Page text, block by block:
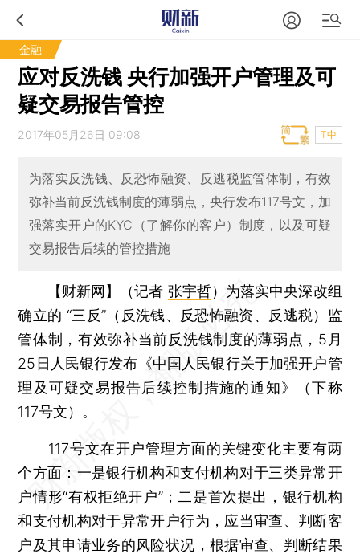
金融
应对反洗钱 央行加强开户管理及可
疑交易报告管控
2017年05月26日 09:08 T中
为落实反洗钱、反恐怖融资、反逃税监管体制，有效
弥补当前反洗钱制度的薄弱点，央行发布117号文，加
强落实开户的KYC（了解你的客户）制度，以及可疑
交易报告后续的管控措施
【财新网】（记者 张宇哲） 为落实中央深改组
确立的 “三反”（反洗钱、反恐怖融资、反逃税）监
管体制，有效弥补当前反洗钱制度的薄弱点，5月
25日人民银行发布《中国人民银行关于加强开户管
理及可疑交易报告后续控制措施的通知》（下称
117号文）。
117号文在开户管理方面的关键变化主要有两
个方面：一是银行机构和支付机构对于三类异常开
户情形“有权拒绝开户”；二是首次提出，银行机构
和支付机构对于异常开户行为，应当审查、判断客
户及其申请业务的风险状况，根据审查、判断结果